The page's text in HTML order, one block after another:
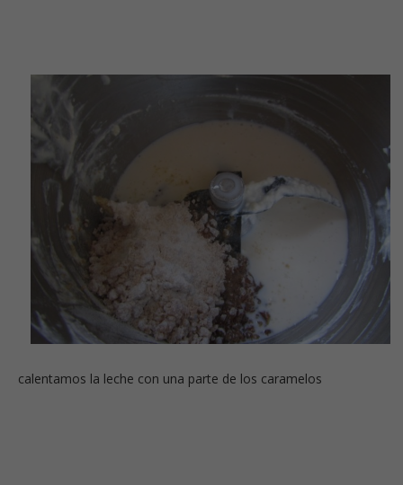
calentamos la leche con una parte de los caramelos